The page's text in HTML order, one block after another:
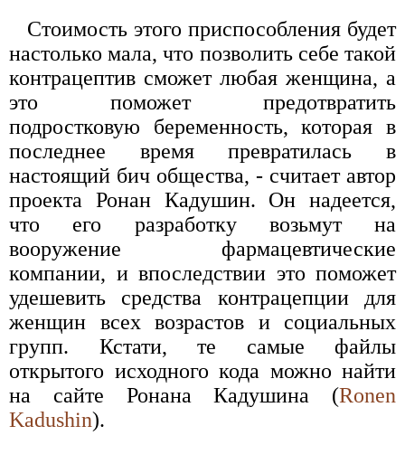
Стоимость этого приспособления будет
настолько мала, что позволить себе такой
контрацептив сможет любая женщина, а
это поможет предотвратить
подростковую беременность, которая в
последнее время превратилась в
настоящий бич общества, - считает автор
проекта Ронан Кадушин. Он надеется,
что его разработку возьмут на
вооружение фармацевтические
компании, и впоследствии это поможет
удешевить средства контрацепции для
женщин всех возрастов и социальных
групп. Кстати, те самые файлы
открытого исходного кода можно найти
на сайте Ронана Кадушина (Ronen
Kadushin).